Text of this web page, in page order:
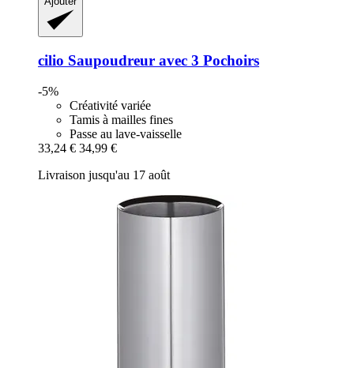
cilio Saupoudreur avec 3 Pochoirs
-5%
Créativité variée
Tamis à mailles fines
Passe au lave-vaisselle
33,24 € 34,99 €
Livraison jusqu'au 17 août